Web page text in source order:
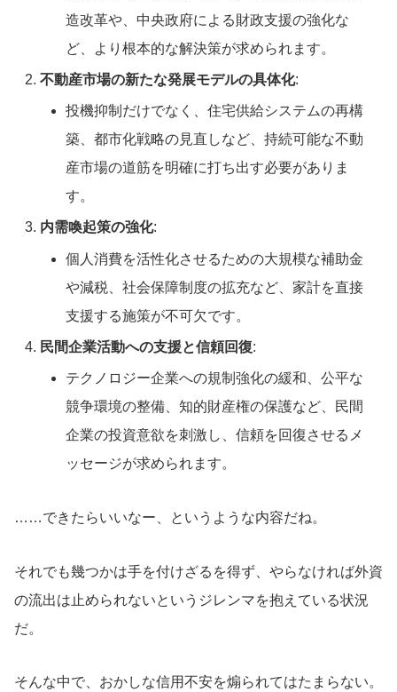
造改革や、中央政府による財政支援の強化な
ど、より根本的な解決策が求められます。
不動産市場の新たな発展モデルの具体化:
投機抑制だけでなく、住宅供給システムの再構
築、都市化戦略の見直しなど、持続可能な不動
産市場の道筋を明確に打ち出す必要がありま
す。
内需喚起策の強化:
個人消費を活性化させるための大規模な補助金
や減税、社会保障制度の拡充など、家計を直接
支援する施策が不可欠です。
民間企業活動への支援と信頼回復:
テクノロジー企業への規制強化の緩和、公平な
競争環境の整備、知的財産権の保護など、民間
企業の投資意欲を刺激し、信頼を回復させるメ
ッセージが求められます。
……できたらいいなー、というような内容だね。
それでも幾つかは手を付けざるを得ず、やらなければ外資
の流出は止められないというジレンマを抱えている状況
だ。
そんな中で、おかしな信用不安を煽られてはたまらない。